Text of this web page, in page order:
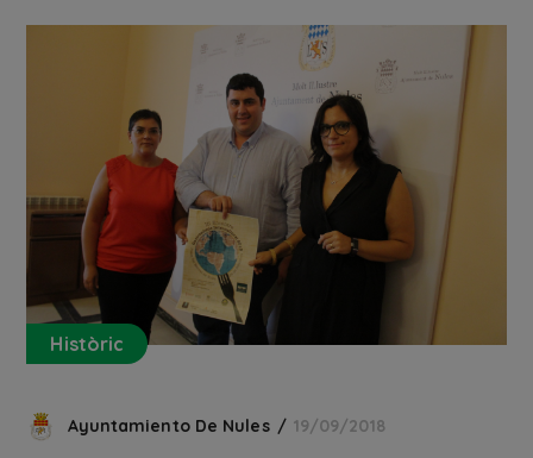
Històric
Ayuntamiento De Nules 19/09/2018